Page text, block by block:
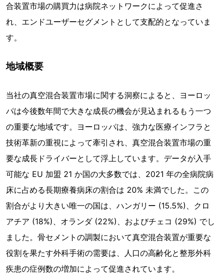
合装置市場の購買力は病院ネットワークによって促進さ
れ、エンドユーザーセグメントとして支配的となっていま
す。
地域概要
当社の真空混合装置市場に関する洞察によると、ヨーロッ
パは今後数年間で大きな成長の機会が見込まれるもう一つ
の重要な地域です。ヨーロッパは、強力な医療インフラと
技術革新の重視によって牽引され、真空混合装置市場の重
要な成長ドライバーとして浮上しています。データが入手
可能な EU 加盟 21 か国の大多数では、2021 年の全病院病
床に占める長期療養病床の割合は 20% 未満でした。この
割合がより大きい唯一の国は、ハンガリー (15.5%)、クロ
アチア (18%)、オランダ (22%)、およびチェコ (29%) でし
ました。骨セメントの調製において真空混合装置が重要な
役割を果たす外科手術の需要は、人口の高齢化と整形外科
疾患の症例数の増加によって促進されています。